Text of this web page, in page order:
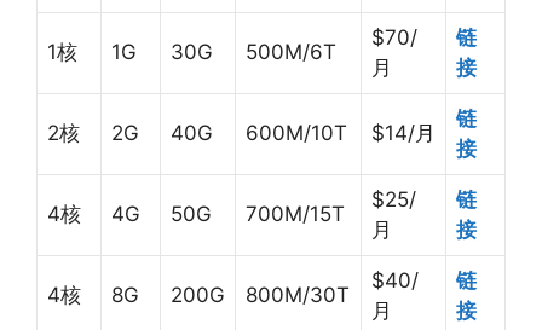
1核 1G 30G 500M/6T
$70/
月
链
接
2核 2G 40G 600M/10T $14/月
链
接
4核 4G 50G 700M/15T
$25/
月
链
接
4核 8G 200G 800M/30T
$40/
月
链
接